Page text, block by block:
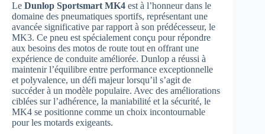
Le Dunlop Sportsmart MK4 est à l’honneur dans le
domaine des pneumatiques sportifs, représentant une
avancée significative par rapport à son prédécesseur, le
MK3. Ce pneu est spécialement conçu pour répondre
aux besoins des motos de route tout en offrant une
expérience de conduite améliorée. Dunlop a réussi à
maintenir l’équilibre entre performance exceptionnelle
et polyvalence, un défi majeur lorsqu’il s’agit de
succéder à un modèle populaire. Avec des améliorations
ciblées sur l’adhérence, la maniabilité et la sécurité, le
MK4 se positionne comme un choix incontournable
pour les motards exigeants.